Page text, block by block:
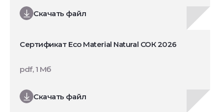
Скачать файл
Сертификат Eco Material Natural СОК 2026
Скачать файл
pdf, 1 Мб